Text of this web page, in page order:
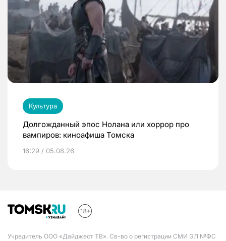
Культура
Долгожданный эпос Нолана или хоррор про
вампиров: киноафиша Томска
16:29 / 05.08.26
Учредитель ООО «Дайджест ТВ». Св-во о регистрации СМИ ЭЛ №ФС